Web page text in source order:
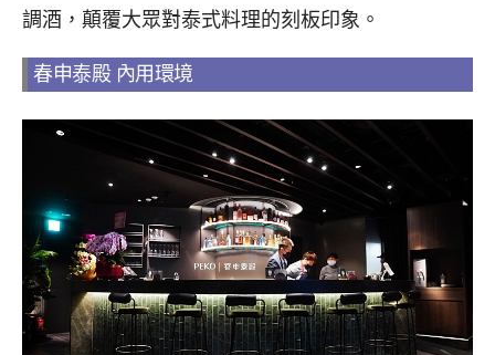
調酒，顛覆大眾對泰式料理的刻板印象。
春申泰殿 內用環境